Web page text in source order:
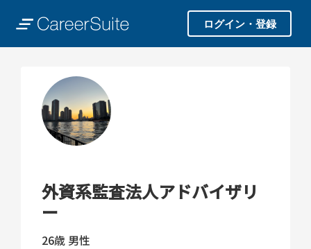
ログイン・登録
外資系監査法人アドバイザリ
ー
26歳 男性